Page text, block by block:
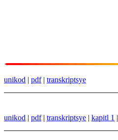
unikod | pdf| transkriptsye
unikod | pdf| transkriptsye | kapitl 1 |